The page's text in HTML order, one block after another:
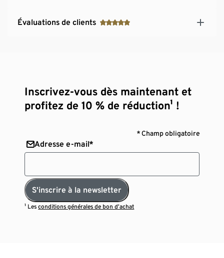
Évaluations de clients
Inscrivez-vous dès maintenant et
profitez de 10 % de réduction¹ !
* Champ obligatoire
Adresse e-mail*
S'inscrire à la newsletter
¹ Lesconditions générales de bon d’achat